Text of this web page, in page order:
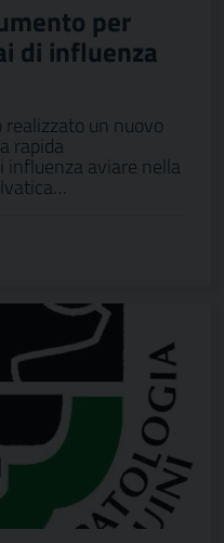
per
di influenza
un nuovo
rapida
influenza aviare nella